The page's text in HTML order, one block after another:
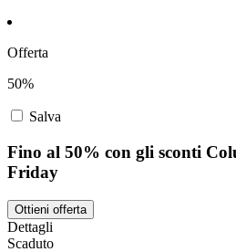
Offerta
50%
Salva
Fino al 50% con gli sconti
Friday
Ottieni offerta
Dettagli
Scaduto